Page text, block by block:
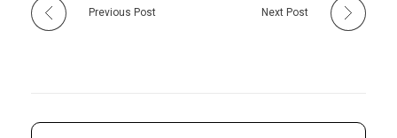
Previous Post Next Post